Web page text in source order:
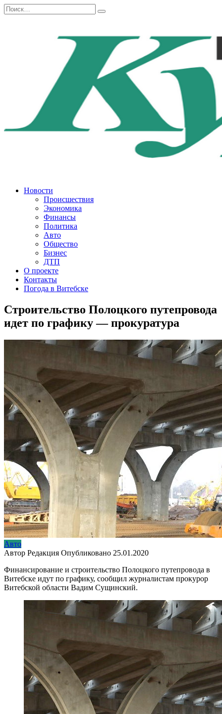
Перейти
к
Search
for:
Новости
Происшествия
Экономика
Финансы
Политика
Авто
Общество
Бизнес
ДТП
О проекте
Контакты
Погода в Витебске
Строительство Полоцкого путепровода
идет по графику — прокуратура
Авто
Автор Редакция Опубликовано 25.01.2020
Финансирование и строительство Полоцкого путепровода в
Витебске идут по графику, сообщил журналистам прокурор
Витебской области Вадим Сущинский.